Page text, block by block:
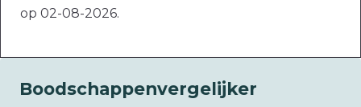
op 02-08-2026.
Boodschappenvergelijker